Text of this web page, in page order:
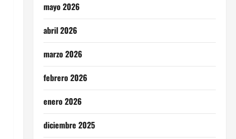
mayo 2026
abril 2026
marzo 2026
febrero 2026
enero 2026
diciembre 2025